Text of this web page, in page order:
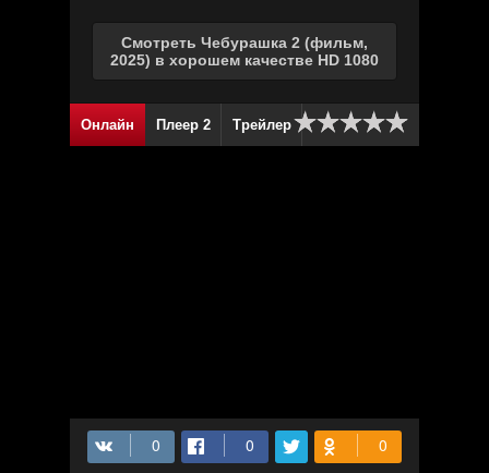
Смотреть Чебурашка 2 (фильм,
2025) в хорошем качестве HD 1080
Онлайн Плеер 2 Трейлер